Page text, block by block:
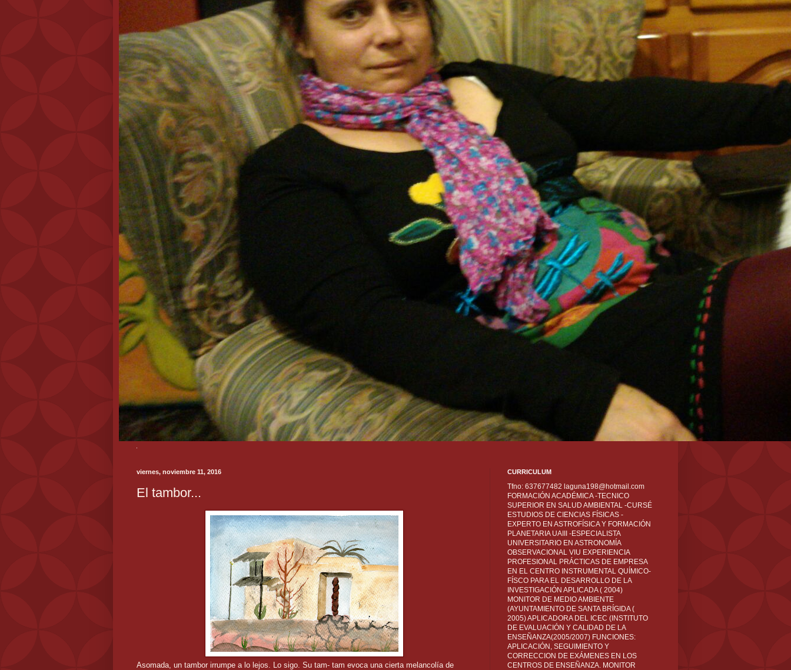
viernes, noviembre 11, 2016
El tambor...
Asomada, un tambor irrumpe a lo lejos. Lo sigo. Su tam- tam evoca una cierta melancolía de
CURRICULUM
Tfno: 637677482 laguna198@hotmail.com
FORMACIÓN ACADÉMICA -TECNICO
SUPERIOR EN SALUD AMBIENTAL -CURSÉ
ESTUDIOS DE CIENCIAS FÍSICAS -
EXPERTO EN ASTROFÍSICA Y FORMACIÓN
PLANETARIA UAIII -ESPECIALISTA
UNIVERSITARIO EN ASTRONOMÍA
OBSERVACIONAL VIU EXPERIENCIA
PROFESIONAL PRÁCTICAS DE EMPRESA
EN EL CENTRO INSTRUMENTAL QUÍMICO-
FÍSCO PARA EL DESARROLLO DE LA
INVESTIGACIÓN APLICADA ( 2004)
MONITOR DE MEDIO AMBIENTE
(AYUNTAMIENTO DE SANTA BRÍGIDA (
2005) APLICADORA DEL ICEC (INSTITUTO
DE EVALUACIÓN Y CALIDAD DE LA
ENSEÑANZA(2005/2007) FUNCIONES:
APLICACIÓN, SEGUIMIENTO Y
CORRECCION DE EXÁMENES EN LOS
CENTROS DE ENSEÑANZA. MONITOR